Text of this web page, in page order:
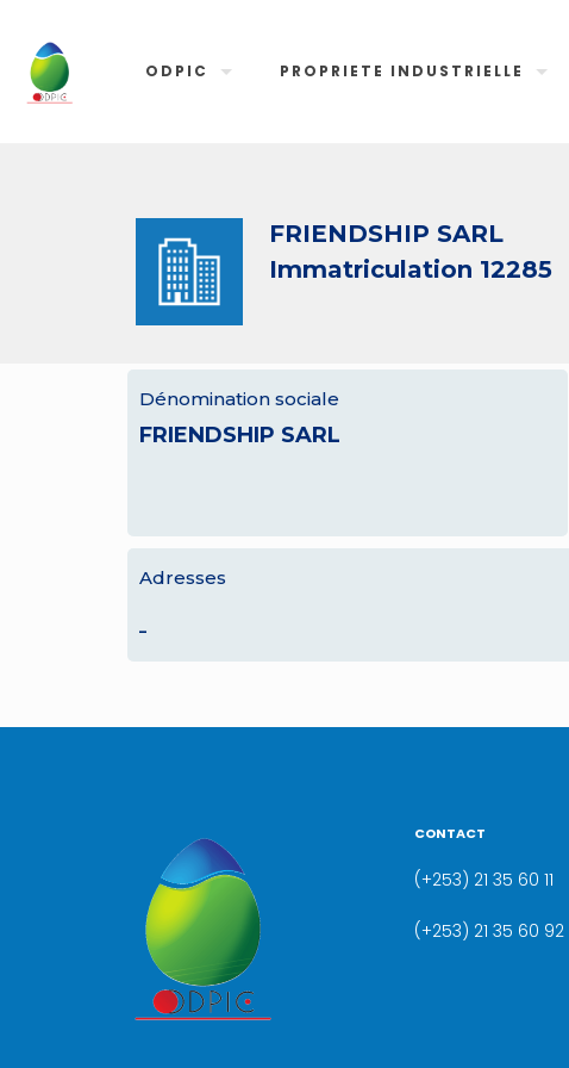
ODPIC PROPRIETE INDUSTRIELLE
FRIENDSHIP SARL
Immatriculation 12285
Dénomination sociale
FRIENDSHIP SARL
Adresses
–
CONTACT
(+253) 21 35 60 11
(+253) 21 35 60 92